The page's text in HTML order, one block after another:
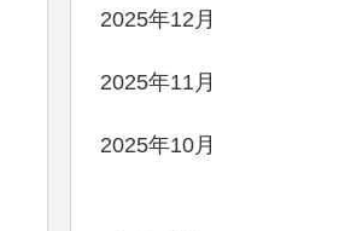
2025年12月
2025年11月
2025年10月